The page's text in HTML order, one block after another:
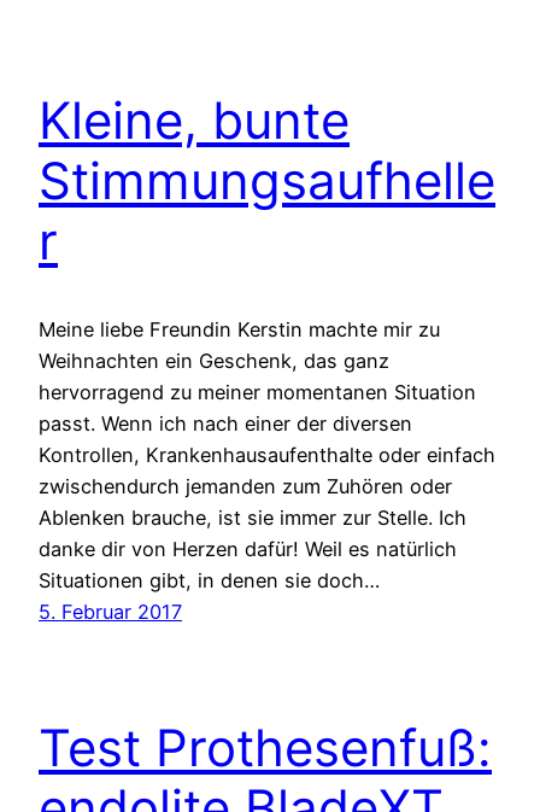
Kleine, bunte
Stimmungsaufhelle
r
Meine liebe Freundin Kerstin machte mir zu
Weihnachten ein Geschenk, das ganz
hervorragend zu meiner momentanen Situation
passt. Wenn ich nach einer der diversen
Kontrollen, Krankenhausaufenthalte oder einfach
zwischendurch jemanden zum Zuhören oder
Ablenken brauche, ist sie immer zur Stelle. Ich
danke dir von Herzen dafür! Weil es natürlich
Situationen gibt, in denen sie doch…
5. Februar 2017
Test Prothesenfuß: